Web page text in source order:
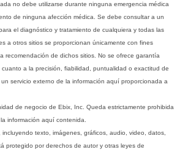
no debe utilizarse durante ninguna emergencia médica
de ninguna afección médica. Se debe consultar a un
el diagnóstico y tratamiento de cualquiera y todas las
a otros sitios se proporcionan únicamente con fines
recomendación de dichos sitios. No se ofrece garantía
a la precisión, fiabilidad, puntualidad o exactitud de
servicio externo de la información aquí proporcionada a
de negocio de Ebix, Inc. Queda estrictamente prohibida
información aquí contenida.
texto, imágenes, gráficos, audio, video, datos,
protegido por derechos de autor y otras leyes de